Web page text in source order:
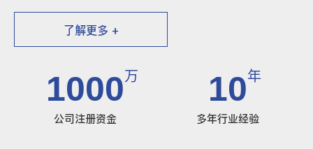
了解更多 +
1000万
公司注册资金
10年
多年行业经验